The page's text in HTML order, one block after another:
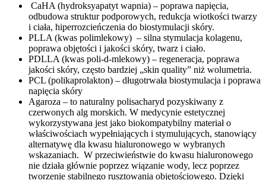
CaHA (hydroksyapatyt wapnia) – poprawa napięcia,
odbudowa struktur podporowych, redukcja wiotkości twarzy
i ciała, hiperrozcieńczenia do biostymulacji skóry.
PLLA (kwas polimlekowy) – silna stymulacja kolagenu,
poprawa objętości i jakości skóry, twarz i ciało.
PDLLA (kwas poli-d-mlekowy) – regeneracja, poprawa
jakości skóry, często bardziej „skin quality” niż wolumetria.
PCL (polikaprolakton) – długotrwała biostymulacja i poprawa
napięcia skóry
Agaroza – to naturalny polisacharyd pozyskiwany z
czerwonych alg morskich. W medycynie estetycznej
wykorzystywana jest jako biokompatybilny materiał o
właściwościach wypełniających i stymulujących, stanowiący
alternatywę dla kwasu hialuronowego w wybranych
wskazaniach. W przeciwieństwie do kwasu hialuronowego
nie działa głównie poprzez wiązanie wody, lecz poprzez
tworzenie stabilnego rusztowania objętościowego. Dzięki